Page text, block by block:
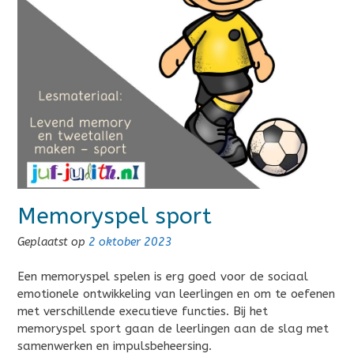
Memoryspel sport
Geplaatst op 2 oktober 2023
Een memoryspel spelen is erg goed voor de sociaal
emotionele ontwikkeling van leerlingen en om te oefenen
met verschillende executieve functies. Bij het
memoryspel sport gaan de leerlingen aan de slag met
samenwerken en impulsbeheersing.